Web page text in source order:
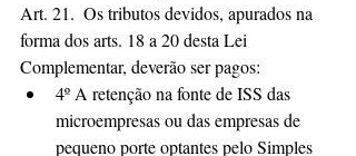
Art. 21.  Os tributos devidos, apurados na
forma dos arts. 18 a 20 desta Lei
Complementar, deverão ser pagos:
4º A retenção na fonte de ISS das
microempresas ou das empresas de
pequeno porte optantes pelo Simples